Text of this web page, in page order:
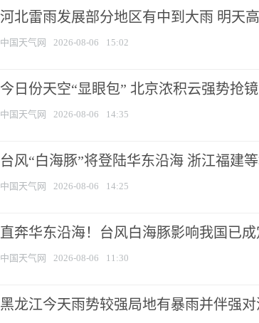
河北雷雨发展部分地区有中到大雨 明天
中国天气网 2026-08-06 15:02
今日份天空“显眼包” 北京浓积云强势抢镜
中国天气网 2026-08-06 14:35
台风“白海豚”将登陆华东沿海 浙江福建
中国天气网 2026-08-06 14:25
直奔华东沿海！台风白海豚影响我国已
中国天气网 2026-08-06 11:30
黑龙江今天雨势较强局地有暴雨并伴强